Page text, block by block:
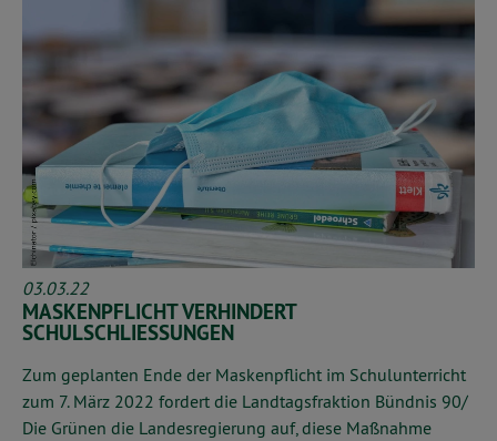
03.03.22
MASKENPFLICHT VERHINDERT
SCHULSCHLIESSUNGEN
Zum geplanten Ende der Maskenpflicht im Schulunterricht
zum 7. März 2022 fordert die Landtagsfraktion Bündnis 90/
Die Grünen die Landesregierung auf, diese Maßnahme